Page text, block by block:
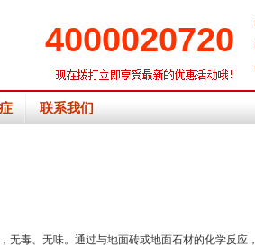
4000020720
联系我们
无毒、无味。通过与地面砖或地面石材的化学反应